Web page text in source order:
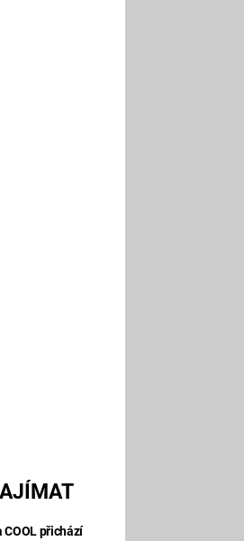
COOL přichází